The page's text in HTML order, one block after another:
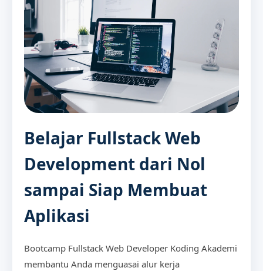
Belajar Fullstack Web
Development dari Nol
sampai Siap Membuat
Aplikasi
Bootcamp Fullstack Web Developer Koding Akademi
membantu Anda menguasai alur kerja